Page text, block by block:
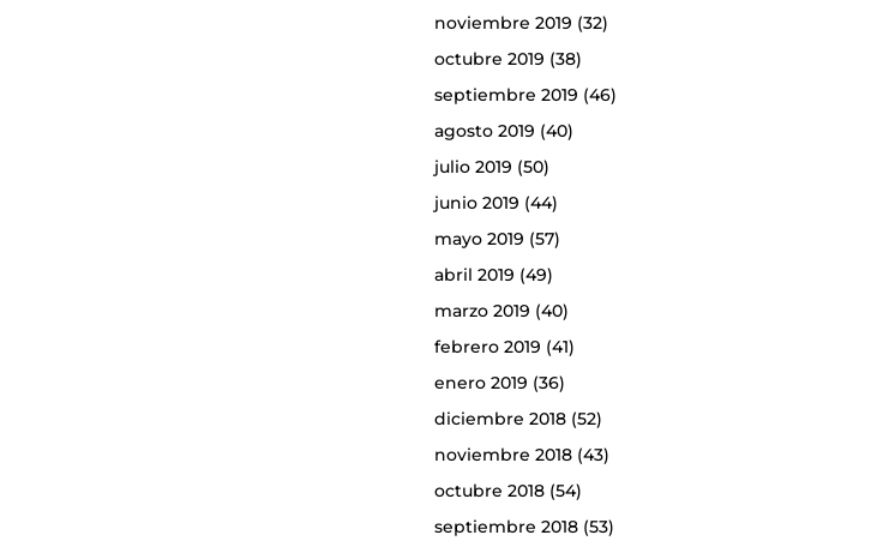
noviembre 2019 (32)
octubre 2019 (38)
septiembre 2019 (46)
agosto 2019 (40)
julio 2019 (50)
junio 2019 (44)
mayo 2019 (57)
abril 2019 (49)
marzo 2019 (40)
febrero 2019 (41)
enero 2019 (36)
diciembre 2018(52)
noviembre 2018(43)
octubre 2018(54)
septiembre 2018(53)